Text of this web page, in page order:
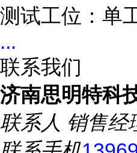
测试工位：单
...
联系我们
济南思明特科
联系人 销售经